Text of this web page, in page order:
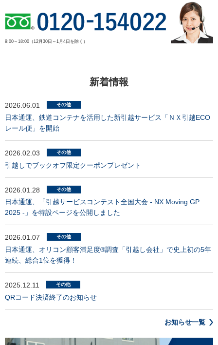
9:00～18:00（12月30日～1月4日を除く）
新着情報
2026.06.01 その他
日本通運、鉄道コンテナを活用した新引越サービス「ＮＸ引越ECO
レール便」を開始
2026.02.03 その他
引越しでブックオフ限定クーポンプレゼント
2026.01.28 その他
日本通運、「引越サービスコンテスト全国大会 - NX Moving GP
2025 -」を特設ページを公開しました
2026.01.07 その他
日本通運、オリコン顧客満足度®調査「引越し会社」で史上初の5年
連続、総合1位を獲得！
2025.12.11 その他
QRコード決済終了のお知らせ
お知らせ一覧